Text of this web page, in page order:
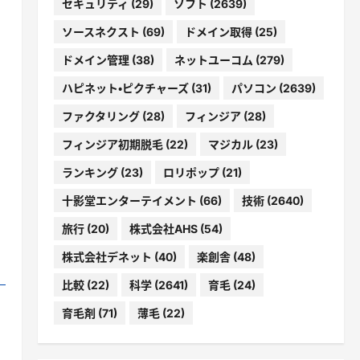
セキュリティ (29) ソフト (2639)
ソースネクスト (69) ドメイン取得(25)
ドメイン管理(38) ネットユーコム (279)
ハピネット・ピクチャーズ(31) パソコン (2639)
ファクタリング(28) フィンジア(28)
フィンジア初期脱毛(22) マジカル(23)
ランキング(23) ロリポップ(21)
十影堂エンターテイメント (66) 技術(2640)
旅行(20) 株式会社AHS(54)
株式会社デネット (40) 楽創舎(48)
比較(22) 科学(2641) 育毛(24)
育毛剤 (71) 薄毛(22)